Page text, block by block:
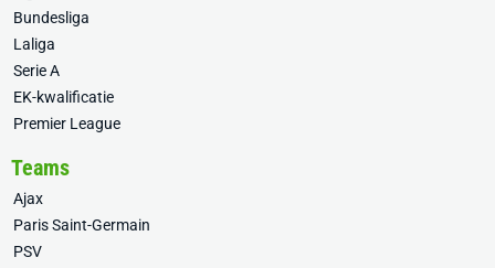
Bundesliga
Laliga
Serie A
EK-kwalificatie
Premier League
Teams
Ajax
Paris Saint-Germain
PSV